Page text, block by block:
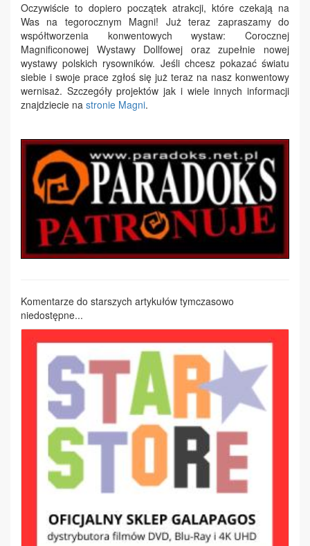
Oczywiście to dopiero początek atrakcji, które czekają na
Was na tegorocznym Magni! Już teraz zapraszamy do
współtworzenia konwentowych wystaw: Corocznej
Magnificonowej Wystawy Dollfowej oraz zupełnie nowej
wystawy polskich rysowników. Jeśli chcesz pokazać światu
siebie i swoje prace zgłoś się już teraz na nasz konwentowy
wernisaż. Szczegóły projektów jak i wiele innych informacji
znajdziecie na stronie Magni.
Komentarze do starszych artykułów tymczasowo
niedostępne...